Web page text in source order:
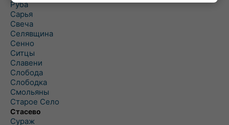
Руба
Сарья
Свеча
Селявщина
Сенно
Ситцы
Славени
Слобода
Слободка
Смольяны
Старое Село
Стасево
Сураж